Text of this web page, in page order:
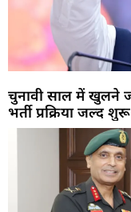
चुनावी साल में खुलने जा
भर्ती प्रक्रिया जल्द